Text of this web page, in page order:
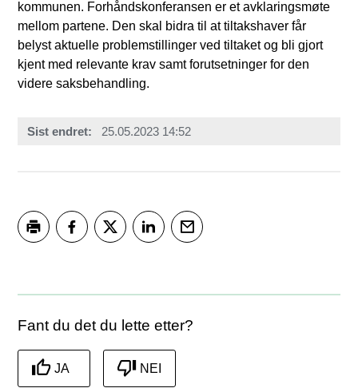
kommunen. Forhåndskonferansen er et avklaringsmøte
mellom partene. Den skal bidra til at tiltakshaver får
belyst aktuelle problemstillinger ved tiltaket og bli gjort
kjent med relevante krav samt forutsetninger for den
videre saksbehandling.
Sist endret 25.05.2023 14:52
Fant du det du lette etter?
JA NEI